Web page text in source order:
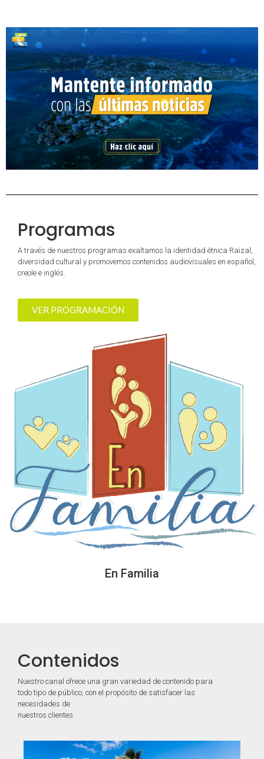
En Familia
Programas
A través de nuestros programas exaltamos la identidad étnica Raizal,
diversidad cultural y promovemos contenidos audiovisuales en español,
creole e inglés.
VER PROGRAMACIÓN
Contenidos
Nuestro canal ofrece una gran variedad de contenido para
todo tipo de público, con el propósito de satisfacer las
necesidades de
nuestros clientes.